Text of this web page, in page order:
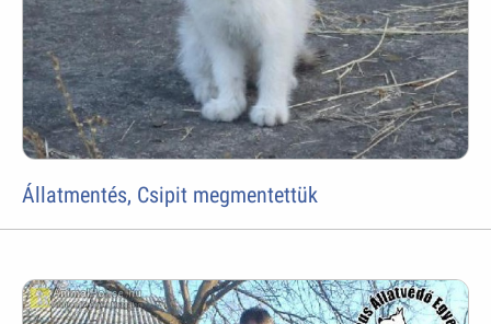
Állatmentés, Csipit megmentettük